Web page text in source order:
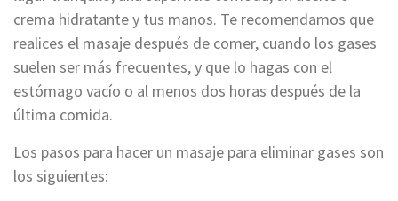
crema hidratante y tus manos. Te recomendamos que
realices el masaje después de comer, cuando los gases
suelen ser más frecuentes, y que lo hagas con el
estómago vacío o al menos dos horas después de la
última comida.
Los pasos para hacer un masaje para eliminar gases son
los siguientes: